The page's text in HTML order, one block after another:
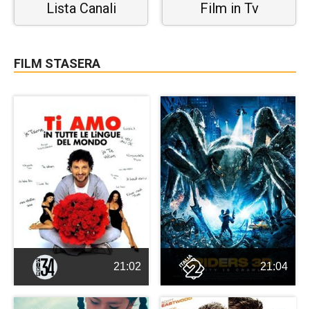
Lista Canali Film in Tv
FILM STASERA
21:02 21:04